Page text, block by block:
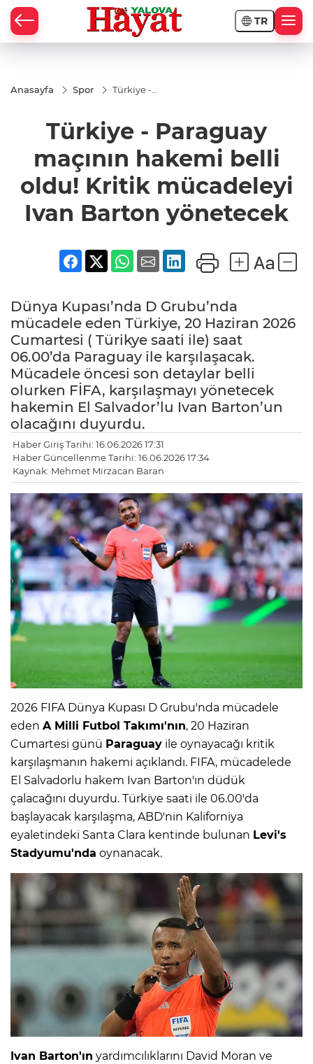
TR
Anasayfa Spor
Türkiye -
belli oldu!
Kritik
mücadeleyi
Ivan Barton
yönetecek
Türkiye - Paraguay
maçının hakemi belli
oldu! Kritik mücadeleyi
Ivan Barton yönetecek
Dünya Kupası’nda D Grubu’nda
mücadele eden Türkiye, 20 Haziran 2026
Cumartesi ( Türikye saati ile) saat
06.00’da Paraguay ile karşılaşacak.
Mücadele öncesi son detaylar belli
olurken FİFA, karşılaşmayı yönetecek
hakemin El Salvador’lu Ivan Barton’un
olacağını duyurdu.
Haber Giriş Tarihi: 16.06.2026 17:31
Haber Güncellenme Tarihi: 16.06.2026 17:34
Kaynak: Mehmet Mirzacan Baran
2026 FIFA Dünya Kupası D Grubu'nda mücadele
eden A Milli Futbol Takımı'nın, 20 Haziran
Cumartesi günü Paraguay ile oynayacağı kritik
karşılaşmanın hakemi açıklandı. FIFA, mücadelede
El Salvadorlu hakem Ivan Barton'ın düdük
çalacağını duyurdu. Türkiye saati ile 06.00'da
başlayacak karşılaşma, ABD'nin Kaliforniya
eyaletindeki Santa Clara kentinde bulunan Levi's
Stadyumu'nda oynanacak.
Ivan Barton'ın yardımcılıklarını David Moran ve